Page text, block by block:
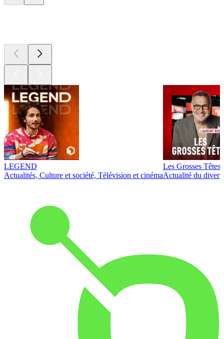
LEGEND
Actualités, Culture et société, Télévision et cinéma
Les Grosses Têtes
Actualité du